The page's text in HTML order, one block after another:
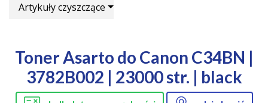
Artykuły czyszczące
Toner Asarto do Canon C34BN |
3782B002 | 23000 str. | black